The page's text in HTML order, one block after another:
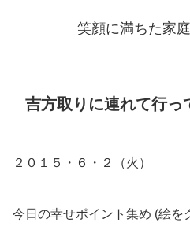
笑顔に満ちた家
吉方取りに連れて行っ
２０１５・６・２（火）
今日の幸せポイント集め (絵を